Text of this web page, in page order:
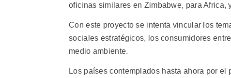
oficinas similares en Zimbabwe, para Africa,
Con este proyecto se intenta vincular los
sociales estratégicos, los consumidores
medio ambiente.
Los países contemplados hasta ahora por